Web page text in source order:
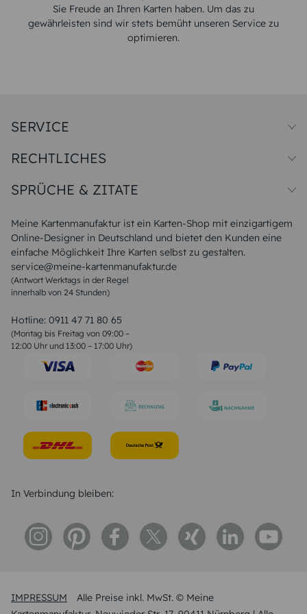
Sie Freude an Ihren Karten haben. Um das zu
gewährleisten sind wir stets bemüht unseren Service zu
optimieren.
Meine Kartenmanufaktur ist ein Karten-Shop mit einzigartigem
Online-Designer in Deutschland und bietet den Kunden eine
einfache Möglichkeit Ihre Karten selbst zu gestalten.
service@meine-kartenmanufaktur.de
(Antwort Werktags in der Regel
innerhalb von 24 Stunden)
Hotline: 0911 47 71 80 65
(Montag bis Freitag von 09:00 –
12:00 Uhr und 13:00 – 17:00 Uhr)
SERVICE
Papiersorten
Unsere Produktion
Magazin
FAQ
RECHTLICHES
Widerrufsbelehrung
SPRÜCHE & ZITATE
Liebeskummer Sprüche
Sommer Sprüche
Muttertagssprüche
Sprüche zur Hochzeit
Sprüche zur Konfirmation & Kommunion
Weihnachtsgedichte
Liebessprüche
Geburtstagssprüche
Trauersprüche
Konfirmation Glückwünsche
IMPRESSUM
Alle Preise inkl. MwSt. © Meine
In Verbindung bleiben: